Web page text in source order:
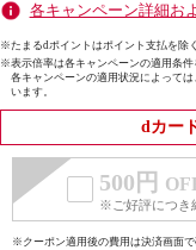
各キャンペーン詳細お
※たまるdポイントはポイント支払を除
※表示倍率は各キャンペーンの適用条
各キャンペーンの適用状況によって
います。
dカー
500円
※ご好評につき
※クーポン適用後の費用は決済画面